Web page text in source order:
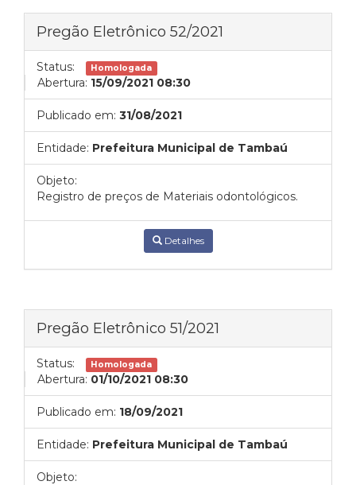
Pregão Eletrônico 52/2021
Status: Homologada
Abertura: 15/09/2021 08:30
Publicado em: 31/08/2021
Entidade: Prefeitura Municipal de Tambaú
Objeto:
Registro de preços de Materiais odontológicos.
Detalhes
Pregão Eletrônico 51/2021
Status: Homologada
Abertura: 01/10/2021 08:30
Publicado em: 18/09/2021
Entidade: Prefeitura Municipal de Tambaú
Objeto: